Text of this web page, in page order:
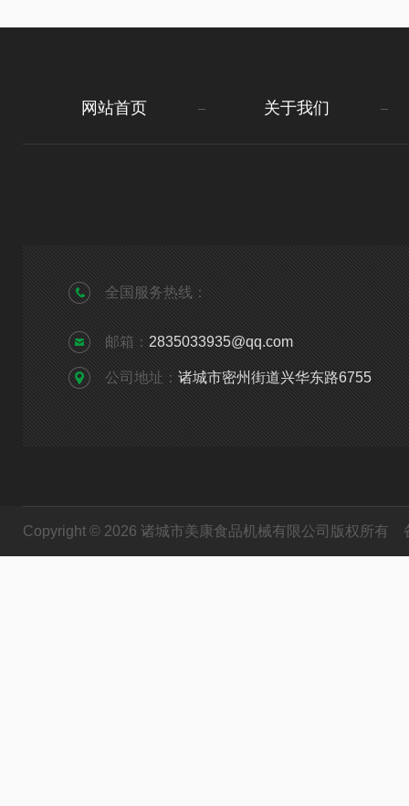
网站首页 关于我们
全国服务热线：
邮箱： 2835033935@qq.com
公司地址： 诸城市密州街道兴华东路6755
Copyright © 2026 诸城市美康食品机械有限公司版权所有